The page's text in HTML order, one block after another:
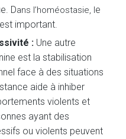
Dans l’homéostasie, le
important.
: Une autre
est la stabilisation
face à des situations
aide à inhiber
violents et
ayant des
ou violents peuvent